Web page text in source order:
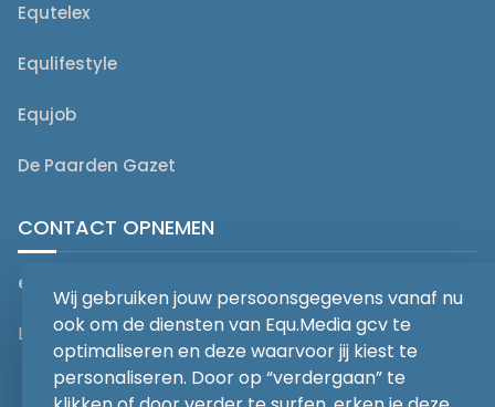
Equtelex
Equlifestyle
Equjob
De Paarden Gazet
CONTACT OPNEMEN
editorial@equmedia.be
Langendamdreef 22 9880 Aalter België
Wij gebruiken jouw persoonsgegevens vanaf nu
ook om de diensten van Equ.Media gcv te
optimaliseren en deze waarvoor jij kiest te
personaliseren. Door op “verdergaan” te